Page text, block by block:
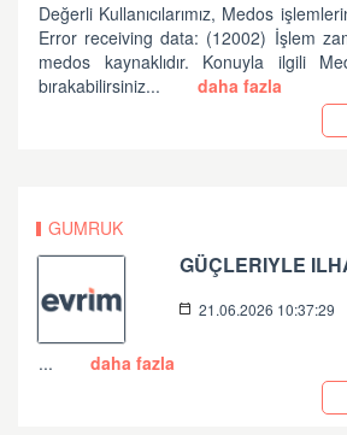
Değerli Kullanıcılarımız, Medos
Error receiving data: (12002) İşlem
medos kaynaklıdır. Konuyla ilgili
bırakabilirsiniz...
daha fazla
GUMRUK
21.06.2026 10:37:29
...
daha fazla